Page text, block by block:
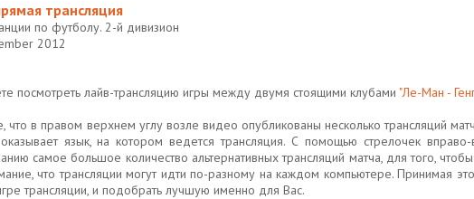
трансляция
по футболу. 2-й дивизион
2012
посмотреть лайв-трансляцию игры между двумя стоящими клубами "Ле-Ман -
в правом верхнем углу возле видео опубликованы несколько трансляций
язык, на котором ведется трансляция. С помощью стрелочек
самое большое количество альтернативных трансляций матча, для того,
что трансляции могут идти по-разному на каждом компьютере. Принимая
трансляции, и подобрать лучшую именно для Вас.